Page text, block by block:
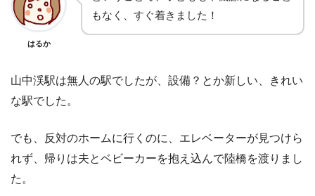
はるか
もなく、すぐ着きました！
山中渓駅は無人の駅でしたが、設備？とか新しい、きれい
な駅でした。
でも、反対のホームに行くのに、エレベーターが見つけら
れず、帰りは夫とベビーカーを抱え込んで陸橋を渡りまし
た。